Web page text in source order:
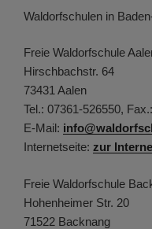
Waldorfschulen in
Freie Waldorfschule
Hirschbachstr. 64
73431 Aalen
Tel.: 07361-526550,
E-Mail:
Internetseite: zur
Freie Waldorfschule
Hohenheimer Str. 20
71522 Backnang